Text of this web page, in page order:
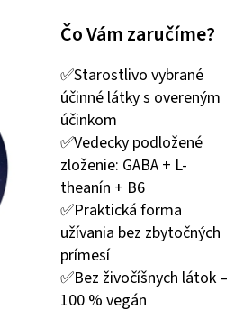
Čo Vám zaručíme?
✅Starostlivo vybrané
účinné látky s overeným
účinkom
✅Vedecky podložené
zloženie: GABA + L-
theanín + B6
✅Praktická forma
užívania bez zbytočných
prímesí
✅Bez živočíšnych látok –
100 % vegán